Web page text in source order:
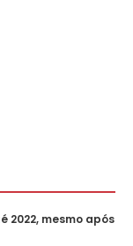
2022, mesmo após